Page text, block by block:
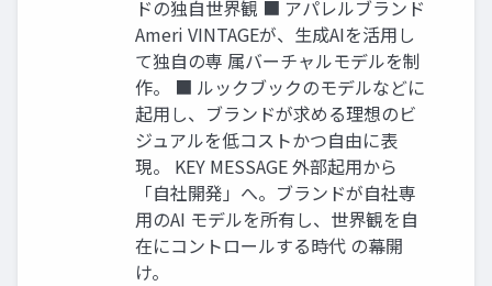
ドの独⾃世界観 ■ アパレルブランド
Ameri VINTAGEが、⽣成AIを活⽤し
て独⾃の専 属バーチャルモデルを制
作。 ■ ルックブックのモデルなどに
起⽤し、ブランドが求める理想のビ
ジュアルを低コストかつ⾃由に表
現。 KEY MESSAGE 外部起⽤から
「⾃社開発」へ。ブランドが⾃社専
⽤のAI モデルを所有し、世界観を⾃
在にコントロールする時代 の幕開
け。